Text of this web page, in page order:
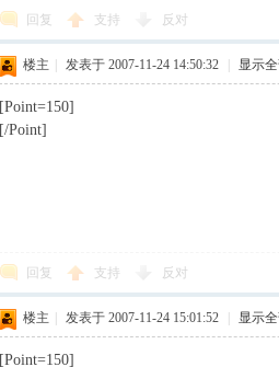
回复 支持 反对
楼主 发表于 2007-11-24 14:50:32 显示
[Point=150]
[/Point]
回复 支持 反对
楼主 发表于 2007-11-24 15:01:52 显示
[Point=150]